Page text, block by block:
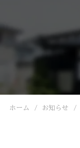
ホーム お知らせ